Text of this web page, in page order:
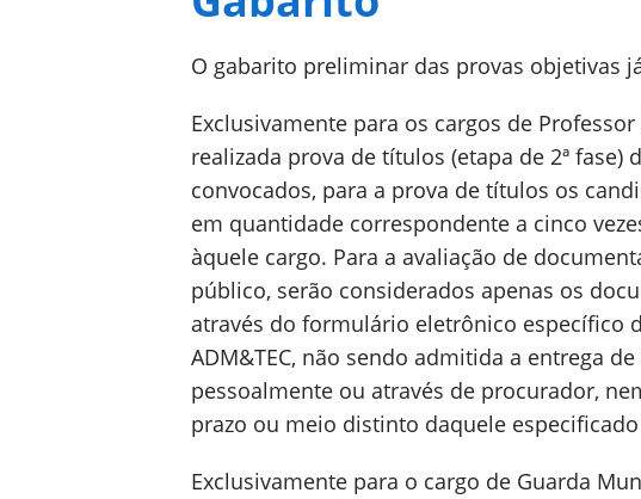
O gabarito preliminar das provas objetivas
Exclusivamente para os cargos de
realizada prova de títulos (etapa de 2ª fase)
convocados, para a prova de títulos os
em quantidade correspondente a cinco
àquele cargo. Para a avaliação de
público, serão considerados apenas os
através do formulário eletrônico específico
ADM&TEC, não sendo admitida a entrega
pessoalmente ou através de procurador,
prazo ou meio distinto daquele
Exclusivamente para o cargo de Guarda